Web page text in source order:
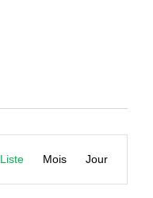
de
vues
Liste Mois Jour